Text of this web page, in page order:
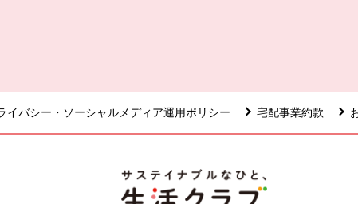
イバシー・ソーシャルメディア運用ポリシー 宅配事業約款